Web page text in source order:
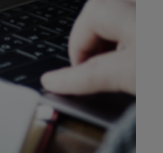
i uczestnictwa